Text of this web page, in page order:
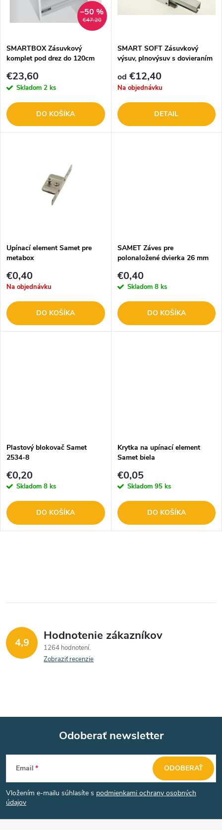
i
e
p
r
o
o
v
i
s
p
r
o
o
v
€47,20
–50 %
SMARTBOX Zásuvkový
komplet pod drez do 120cm
€23,60
Skladom 2 ks
DO KOŠÍKA
SMART SOFT Zásuvkový
výsuv, plnovýsuv s dovieraním
od €12,40
Na objednávku
DETAIL
Upínací element Samet pre
metabox
€0,40
Na objednávku
DO KOŠÍKA
SAMET Záves pre
polonaložené dvierka 26 mm
€0,40
Skladom 8 ks
DO KOŠÍKA
Plastový blokovač Samet
2534-8
€0,20
Skladom 8 ks
DO KOŠÍKA
Krytka na upínací element
Samet biela
€0,05
Skladom 95 ks
DO KOŠÍKA
l
d
a
e
r
v
k
y
4,9 Hodnotenie zákazníkov
1264 hodnotení
Zobraziť recenzie
Z
á
p
Odoberať newsletter
Email
Vložením e-mailu súhlasíte s podmienkami ochrany osobných
údajov
ODOBERAŤ